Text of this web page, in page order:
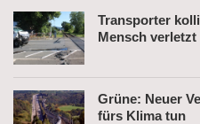
Transporter
Mensch verletzt
Grüne: Neuer
fürs Klima tun